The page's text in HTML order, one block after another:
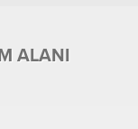
ALANI